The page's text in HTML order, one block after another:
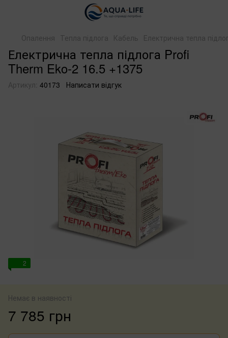
Опалення Тепла підлога Кабель Електрична тепла
Електрична тепла підлога Profi
Therm Eko-2 16.5 +1375
Артикул: 40173 Написати відгук
2
Немає в наявності
7 785 грн